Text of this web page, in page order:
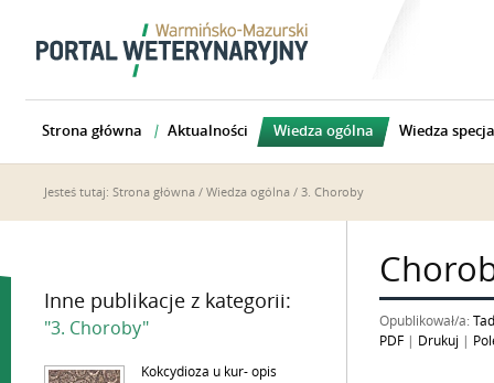
Strona główna Aktualności Wiedza ogólna Wiedza
Jesteś tutaj: Strona główna / Wiedza ogólna / 3. Choroby
Inne publikacje z kategorii:
"3. Choroby"
Kokcydioza u kur- opis
Opublikował/a:
PDF
Drukuj